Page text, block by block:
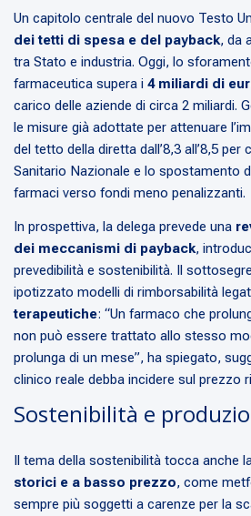
Un capitolo centrale del nuovo Testo
dei tetti di spesa e del payback, da
tra Stato e industria. Oggi, lo
farmaceutica supera i 4 miliardi di
carico delle aziende di circa 2 miliardi.
le misure già adottate per attenuare
del tetto della diretta dall’8,3 all’8,5 per
Sanitario Nazionale e lo spostamento
farmaci verso fondi meno penalizzanti.
In prospettiva, la delega prevede una
dei meccanismi di payback,
prevedibilità e sostenibilità. Il
ipotizzato modelli di rimborsabilità
terapeutiche: “Un farmaco che
non può essere trattato allo stesso
prolunga di un mese”, ha spiegato,
clinico reale debba incidere sul prezzo
Sostenibilità e
Il tema della sostenibilità tocca anche
storici e a basso prezzo, come
sempre più soggetti a carenze per la